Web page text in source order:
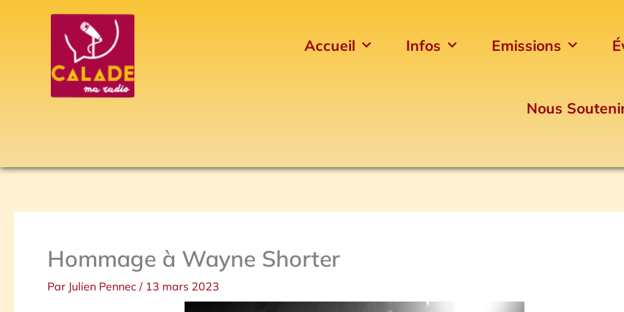
Accueil Infos Emissions
Nous
Hommage à Wayne Shorter
Par Julien Pennec / 13 mars 2023